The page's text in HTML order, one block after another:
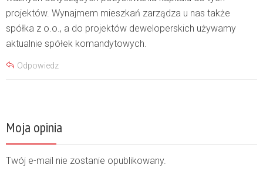
projektów. Wynajmem mieszkań zarządza u nas także
spółka z o.o., a do projektów deweloperskich używamy
aktualnie spółek komandytowych.
Odpowiedz
Moja opinia
Twój e-mail nie zostanie opublikowany.